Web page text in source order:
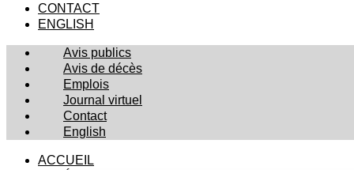
CONTACT
ENGLISH
Avis publics
Avis de décès
Emplois
Journal virtuel
Contact
English
ACCUEIL